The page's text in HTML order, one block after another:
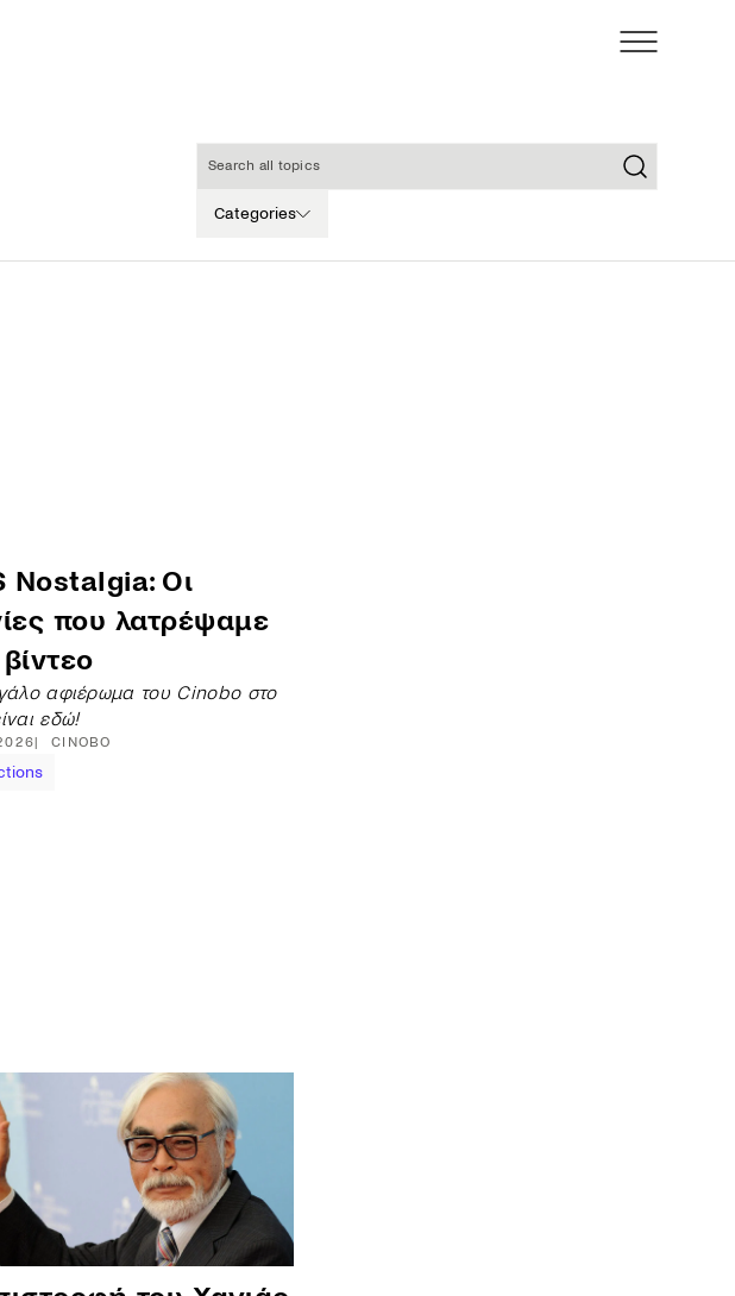
Categories
Nostalgia: Οι
που λατρέψαμε
αφιέρωμα του Cinobo στο
εδώ!
CINOBO